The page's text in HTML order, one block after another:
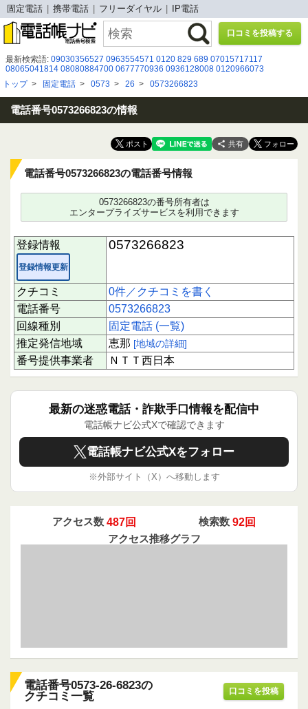
固定電話 携帯電話 フリーダイヤル IP電話
口コミを投稿する
最新検索語: 09030356527 0963554571 0120 829 689 07015717117
08065041814 08080884700 0677770936 0936128008 0120966073
0800-999-3328 0334090506
070-2642-5619 05031269035 05058653623 ０５３－４７７－０５０７
08002225466 050-5050-7789 0120358177 0120 998 827 0586526135
0342147220 090-1959-2628
トップ> 固定電話 > 0573 > 26 > 0573266823
電話番号0573266823の情報
共有
電話番号0573266823の電話番号情報
0573266823の番号所有者は
エンタープライズサービスを利用できます
登録情報
登録情報更新
0573266823
クチコミ
0件／クチコミを書く
電話番号
0573266823
回線種別
固定電話 (一覧)
推定発信地域
恵那 [地域の詳細]
番号提供事業者 ＮＴＴ西日本
最新の迷惑電話・詐欺手口情報を配信中
電話帳ナビ公式Xで確認できます
電話帳ナビ公式Xをフォロー
※外部サイト（X）へ移動します
アクセス数 487回 検索数 92回
アクセス推移グラフ
電話番号0573-26-6823の
クチコミ一覧
口コミを投稿